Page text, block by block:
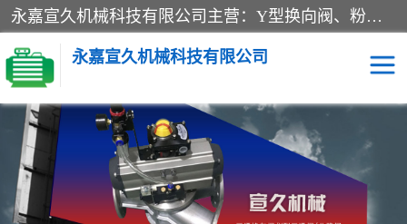
永嘉宣久机械科技有限公司主营：Y型换向阀、粉体换向阀、板式换向阀、三通换向阀、三通换向器、三通分路阀、管路换向阀等产品及服务。
永嘉宣久机械科技有限公司
换向阀 Y型换向阀
板式换向阀 粉料换向阀